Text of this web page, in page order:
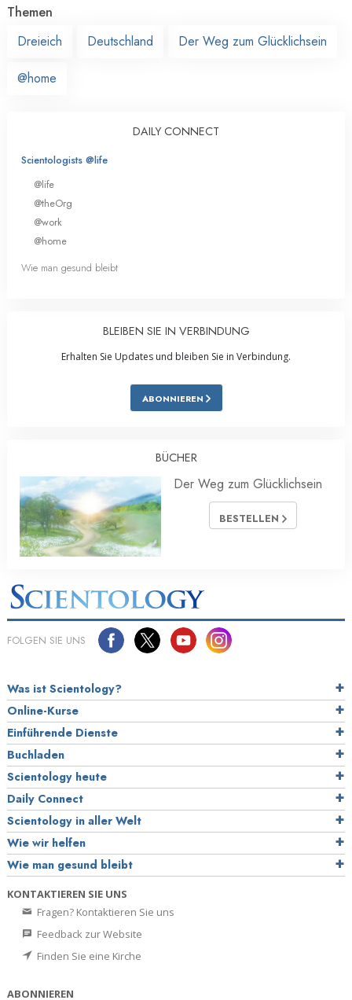
Themen
Dreieich
Deutschland Der Weg zum Glücklichsein
@home
DAILY CONNECT
Scientologists @life
@life
@theOrg
@work
@home
Wie man gesund bleibt
BLEIBEN SIE IN VERBINDUNG
Erhalten Sie Updates und bleiben Sie in Verbindung.
ABONNIEREN
BÜCHER
Der Weg zum Glücklichsein
BESTELLEN
FOLGEN SIE UNS
Was ist Scientology?
Online-Kurse
Einführende Dienste
Buchladen
Scientology heute
Daily Connect
Scientology in aller Welt
Wie wir helfen
Wie man gesund bleibt
KONTAKTIEREN SIE UNS
Fragen? Kontaktieren Sie uns
Feedback zur Website
Finden Sie eine Kirche
ABONNIEREN